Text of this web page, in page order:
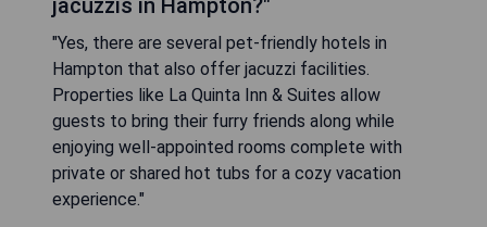
jacuzzis in Hampton?"
"Yes, there are several pet-friendly hotels in
Hampton that also offer jacuzzi facilities.
Properties like La Quinta Inn & Suites allow
guests to bring their furry friends along while
enjoying well-appointed rooms complete with
private or shared hot tubs for a cozy vacation
experience."